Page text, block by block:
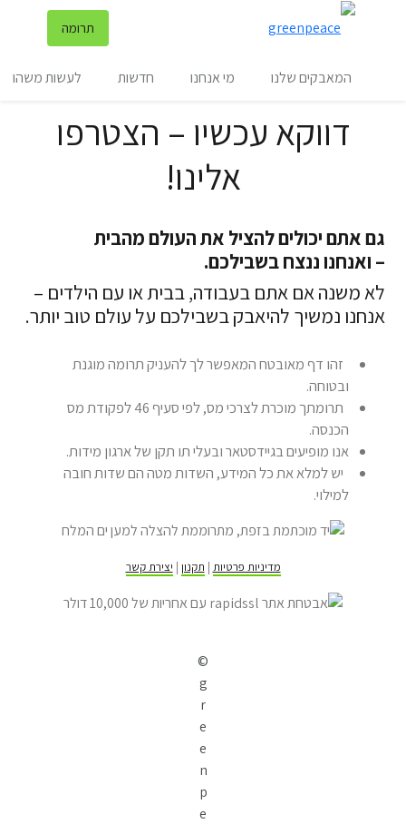
תרומה
המאבקים שלנו מי אנחנו חדשות לעשות משהו
דווקא עכשיו – הצטרפו
אלינו!
גם אתם יכולים להציל את העולם מהבית
– ואנחנו ננצח בשבילכם.
לא משנה אם אתם בעבודה, בבית או עם הילדים –
אנחנו נמשיך להיאבק בשבילכם על עולם טוב יותר.
זהו דף מאובטח המאפשר לך להעניק תרומה מוגנת
ובטוחה.
תרומתך מוכרת לצרכי מס, לפי סעיף 46 לפקודת מס
הכנסה.
אנו מופיעים בגיידסטאר ובעלי תו תקן של ארגון מידות.
יש למלא את כל המידע, השדות מטה הם שדות חובה
למילוי.
מדיניות פרטיות | תקנון | יצירת קשר
©
g
r
e
e
n
p
e